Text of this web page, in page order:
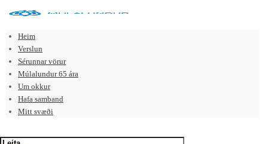
Heim
Verslun
Sérunnar vörur
Múlalundur 65 ára
Um okkur
Hafa samband
Mitt svæði